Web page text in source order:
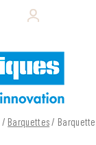
/ Barquettes/